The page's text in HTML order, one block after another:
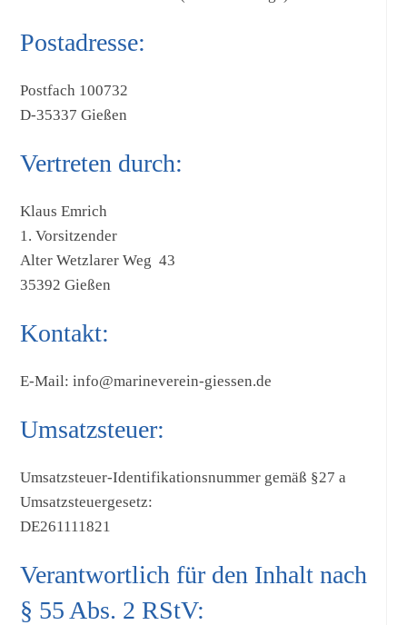
Postadresse:
Postfach 100732
D-35337 Gießen
Vertreten durch:
Klaus Emrich
1. Vorsitzender
Alter Wetzlarer Weg 43
35392 Gießen
Kontakt:
E-Mail: info@marineverein-giessen.de
Umsatzsteuer:
Umsatzsteuer-Identifikationsnummer gemäß §27 a
Umsatzsteuergesetz:
DE261111821
Verantwortlich für den Inhalt nach
§ 55 Abs. 2 RStV: